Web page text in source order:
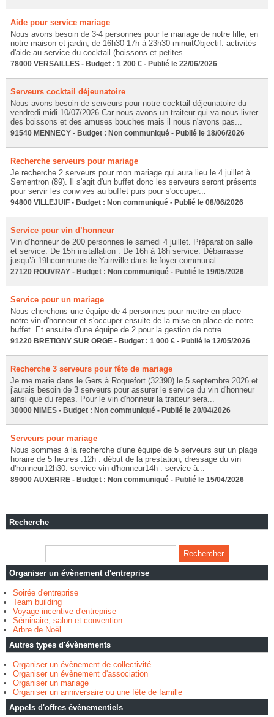
Aide pour service mariage
Nous avons besoin de 3-4 personnes pour le mariage de notre fille, en
notre maison et jardin; de 16h30-17h à 23h30-minuitObjectif: activités
d'aide au service du cocktail (boissons et petites...
78000 VERSAILLES - Budget : 1 200 € - Publié le 22/06/2026
Serveurs cocktail déjeunatoire
Nous avons besoin de serveurs pour notre cocktail déjeunatoire du
vendredi midi 10/07/2026.Car nous avons un traiteur qui va nous livrer
des boissons et des amuses bouches mais il nous n'avons pas...
91540 MENNECY - Budget : Non communiqué - Publié le 18/06/2026
Recherche serveurs pour mariage
Je recherche 2 serveurs pour mon mariage qui aura lieu le 4 juillet à
Sementron (89). Il s'agit d'un buffet donc les serveurs seront présents
pour servir les convives au buffet puis pour s'occuper...
94800 VILLEJUIF - Budget : Non communiqué - Publié le 08/06/2026
Service pour vin d’honneur
Vin d’honneur de 200 personnes le samedi 4 juillet. Préparation salle
et service. De 15h installation . De 16h à 18h service. Débarrasse
jusqu’à 19hcommune de Yainville dans le foyer communal.
27120 ROUVRAY - Budget : Non communiqué - Publié le 19/05/2026
Service pour un mariage
Nous cherchons une équipe de 4 personnes pour mettre en place
notre vin d'honneur et s'occuper ensuite de la mise en place de notre
buffet. Et ensuite d'une équipe de 2 pour la gestion de notre...
91220 BRETIGNY SUR ORGE - Budget : 1 000 € - Publié le 12/05/2026
Recherche 3 serveurs pour fête de mariage
Je me marie dans le Gers à Roquefort (32390) le 5 septembre 2026 et
j'aurais besoin de 3 serveurs pour assurer le service du vin d'honneur
ainsi que du repas. Pour le vin d'honneur la traiteur sera...
30000 NIMES - Budget : Non communiqué - Publié le 20/04/2026
Serveurs pour mariage
Nous sommes à la recherche d'une équipe de 5 serveurs sur un plage
horaire de 5 heures :12h : début de la prestation, dressage du vin
d'honneur12h30: service vin d'honneur14h : service à...
89000 AUXERRE - Budget : Non communiqué - Publié le 15/04/2026
Recherche
Organiser un évènement d'entreprise
Soirée d'entreprise
Team building
Voyage incentive d'entreprise
Séminaire, salon et convention
Arbre de Noël
Autres types d'évènements
Organiser un évènement de collectivité
Organiser un évènement d'association
Organiser un mariage
Organiser un anniversaire ou une fête de famille
Appels d'offres évènementiels